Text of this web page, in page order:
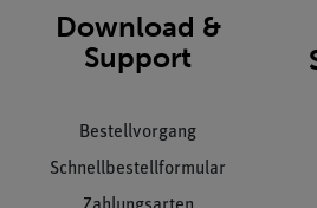
Download &
Support
Bestellvorgang
Schnellbestellformular